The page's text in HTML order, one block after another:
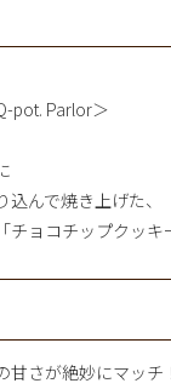
pot. Parlor＞
んで焼き上げた、
ョコチップクッキ
甘さが絶妙にマッチ